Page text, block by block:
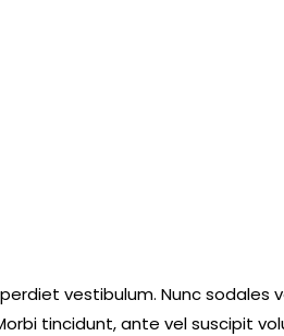
vestibulum. Nunc sodales
tincidunt, ante vel suscipit